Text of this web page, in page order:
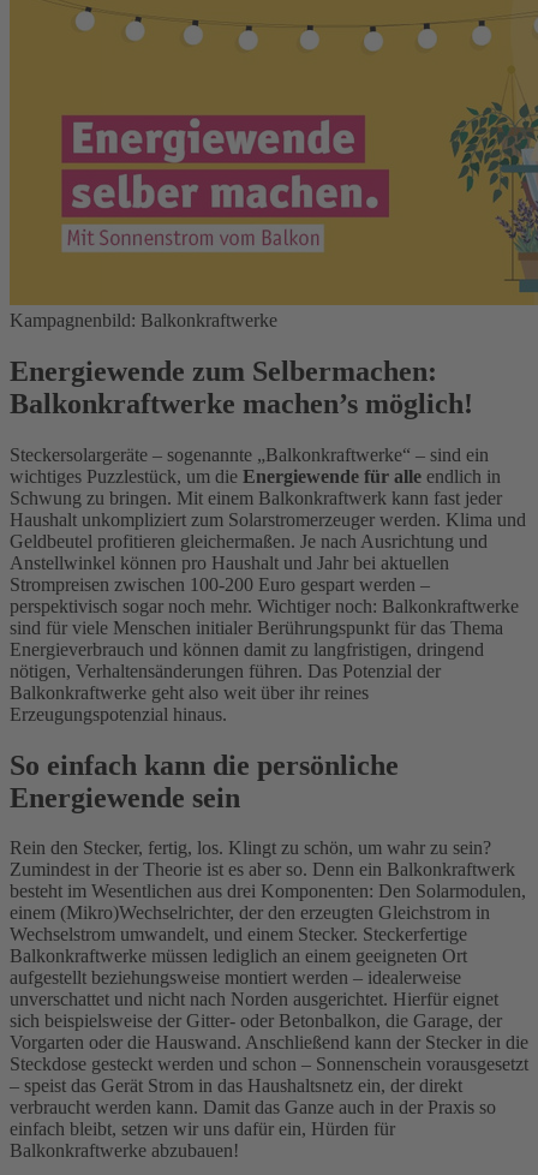
Kampagnenbild: Balkonkraftwerke
Energiewende zum Selbermachen:
Balkonkraftwerke machen’s möglich!
Steckersolargeräte – sogenannte „Balkonkraftwerke“ – sind ein
wichtiges Puzzlestück, um die Energiewende für alle endlich in
Schwung zu bringen. Mit einem Balkonkraftwerk kann fast jeder
Haushalt unkompliziert zum Solarstromerzeuger werden. Klima und
Geldbeutel profitieren gleichermaßen. Je nach Ausrichtung und
Anstellwinkel können pro Haushalt und Jahr bei aktuellen
Strompreisen zwischen 100-200 Euro gespart werden –
perspektivisch sogar noch mehr. Wichtiger noch: Balkonkraftwerke
sind für viele Menschen initialer Berührungspunkt für das Thema
Energieverbrauch und können damit zu langfristigen, dringend
nötigen, Verhaltensänderungen führen. Das Potenzial der
Balkonkraftwerke geht also weit über ihr reines
Erzeugungspotenzial hinaus.
So einfach kann die persönliche
Energiewende sein
Rein den Stecker, fertig, los. Klingt zu schön, um wahr zu sein?
Zumindest in der Theorie ist es aber so. Denn ein Balkonkraftwerk
besteht im Wesentlichen aus drei Komponenten: Den Solarmodulen,
einem (Mikro)Wechselrichter, der den erzeugten Gleichstrom in
Wechselstrom umwandelt, und einem Stecker. Steckerfertige
Balkonkraftwerke müssen lediglich an einem geeigneten Ort
aufgestellt beziehungsweise montiert werden – idealerweise
unverschattet und nicht nach Norden ausgerichtet. Hierfür eignet
sich beispielsweise der Gitter- oder Betonbalkon, die Garage, der
Vorgarten oder die Hauswand. Anschließend kann der Stecker in die
Steckdose gesteckt werden und schon – Sonnenschein vorausgesetzt
– speist das Gerät Strom in das Haushaltsnetz ein, der direkt
verbraucht werden kann. Damit das Ganze auch in der Praxis so
einfach bleibt, setzen wir uns dafür ein, Hürden für
Balkonkraftwerke abzubauen!